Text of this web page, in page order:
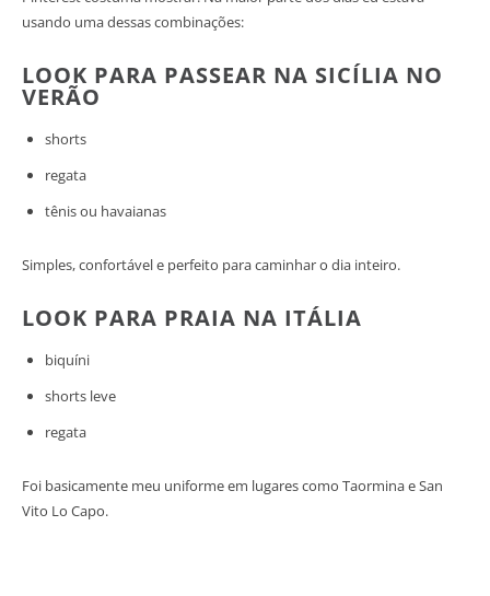
usando uma dessas combinações:
LOOK PARA PASSEAR NA SICÍLIA NO
VERÃO
shorts
regata
tênis ou havaianas
Simples, confortável e perfeito para caminhar o dia inteiro.
LOOK PARA PRAIA NA ITÁLIA
biquíni
shorts leve
regata
Foi basicamente meu uniforme em lugares como Taormina e San
Vito Lo Capo.